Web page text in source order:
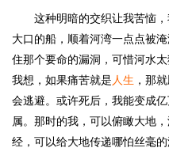
这种明暗的交织让我苦恼
大口的船，顺着河湾一点点被
住那个要命的漏洞，可惜河水
我想，如果痛苦就是 人生 ，那
会逃避。或许死后，我能变成
属。那时的我，可以俯瞰大地
经，可以给大地传递哪怕丝毫的